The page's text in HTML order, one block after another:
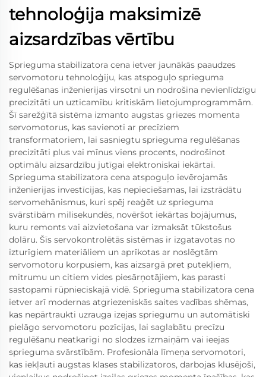
tehnoloģija maksimizē
aizsardzības vērtību
Sprieguma stabilizatora cena ietver jaunākās paaudzes
servomotoru tehnoloģiju, kas atspoguļo sprieguma
regulēšanas inženierijas virsotni un nodrošina nevienlīdzīgu
precizitāti un uzticamību kritiskām lietojumprogrammām.
Šī sarežģītā sistēma izmanto augstas griezes momenta
servomotorus, kas savienoti ar precīziem
transformatoriem, lai sasniegtu sprieguma regulēšanas
precizitāti plus vai mīnus viens procents, nodrošinot
optimālu aizsardzību jutīgai elektroniskai iekārtai.
Sprieguma stabilizatora cena atspoguļo ievērojamās
inženierijas investīcijas, kas nepieciešamas, lai izstrādātu
servomehānismus, kuri spēj reaģēt uz sprieguma
svārstībām milisekundēs, novēršot iekārtas bojājumus,
kuru remonts vai aizvietošana var izmaksāt tūkstošus
dolāru. Šīs servokontrolētās sistēmas ir izgatavotas no
izturīgiem materiāliem un aprīkotas ar noslēgtām
servomotoru korpusiem, kas aizsargā pret putekļiem,
mitrumu un citiem vides piesārņotājiem, kas parasti
sastopami rūpnieciskajā vidē. Sprieguma stabilizatora cena
ietver arī modernas atgriezeniskās saites vadības shēmas,
kas nepārtraukti uzrauga izejas spriegumu un automātiski
pielāgo servomotoru pozīcijas, lai saglabātu precīzu
regulēšanu neatkarīgi no slodzes izmaiņām vai ieejas
sprieguma svārstībām. Profesionāla līmeņa servomotori,
kas iekļauti augstas klases stabilizatoros, darbojas klusējoši,